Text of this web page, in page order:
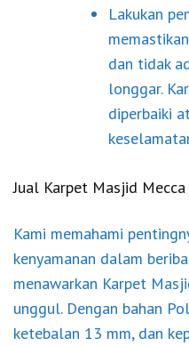
Lakukan
dan tidak
longgar.
diperbaiki
Jual Karpet Masjid Mecca
Kami memahami
kenyamanan dalam
menawarkan Karpet
unggul. Dengan bahan
ketebalan 13 mm, dan